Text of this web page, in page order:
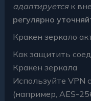
адаптируетсяк
регулярно
Кракен зеркало
Как защитить
Кракен зеркала
Используйте
(например, AES-